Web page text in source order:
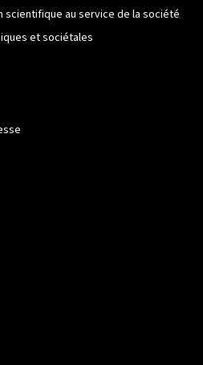
scientifique au service de la société
et sociétales